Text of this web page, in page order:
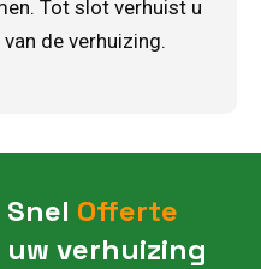
Tot slot verhuist u
de verhuizing.
Offerte
uw verhuizing